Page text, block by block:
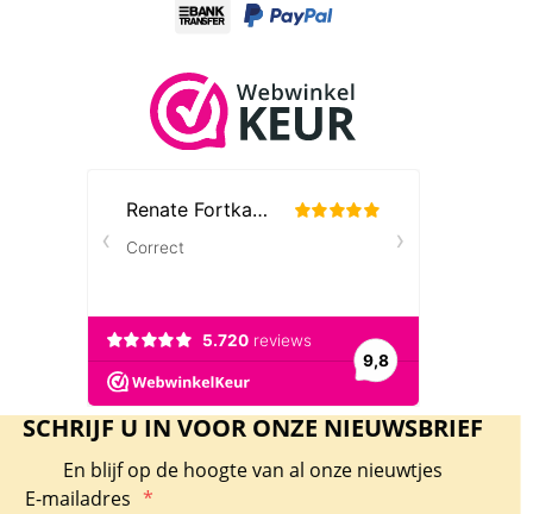
SCHRIJF U IN VOOR ONZE NIEUWSBRIEF
En blijf op de hoogte van al onze nieuwtjes
E-mailadres *